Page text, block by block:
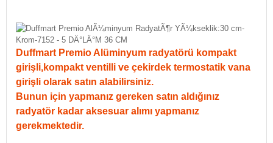
Duffmart Premio Alüminyum radyatörü kompakt
girişli,kompakt ventilli ve çekirdek termostatik vana
girişli olarak satın alabilirsiniz.
Bunun için yapmanız gereken satın aldığınız
radyatör kadar aksesuar alımı yapmanız
gerekmektedir.